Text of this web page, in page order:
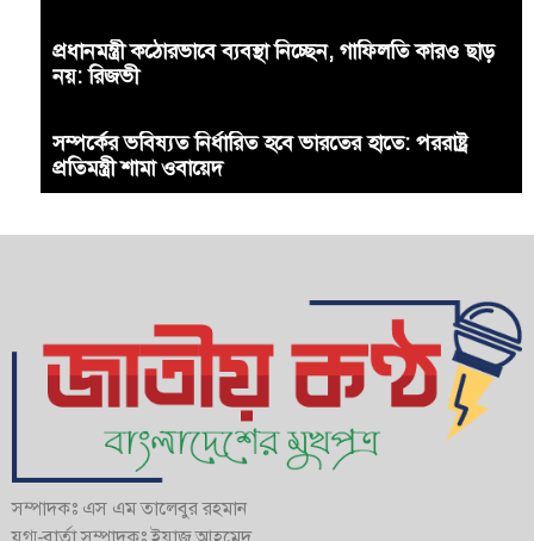
প্রধানমন্ত্রী কঠোরভাবে ব্যবস্থা নিচ্ছেন, গাফিলতি কারও ছাড়
নয়: রিজভী
সম্পর্কের ভবিষ্যত নির্ধারিত হবে ভারতের হাতে: পররাষ্ট্র
প্রতিমন্ত্রী শামা ওবায়েদ
সম্পাদকঃ এস এম তালেবুর রহমান